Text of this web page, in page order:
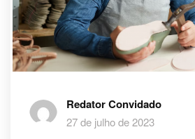
Redator Convidado
27 de julho de 2023